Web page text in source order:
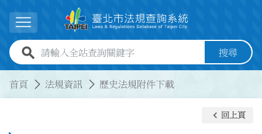
展開選單
全站查詢關鍵字欄位 搜尋
首頁 法規資訊 歷史法規附件下載
keyboard_arrow_left 回上頁